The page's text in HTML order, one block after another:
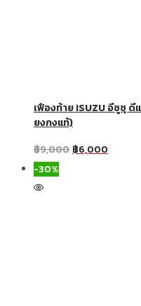
เฟืองท้าย ISUZU อีซูซุ ดี
ยงกงแท้)
฿9,000 ฿6,000
-30%